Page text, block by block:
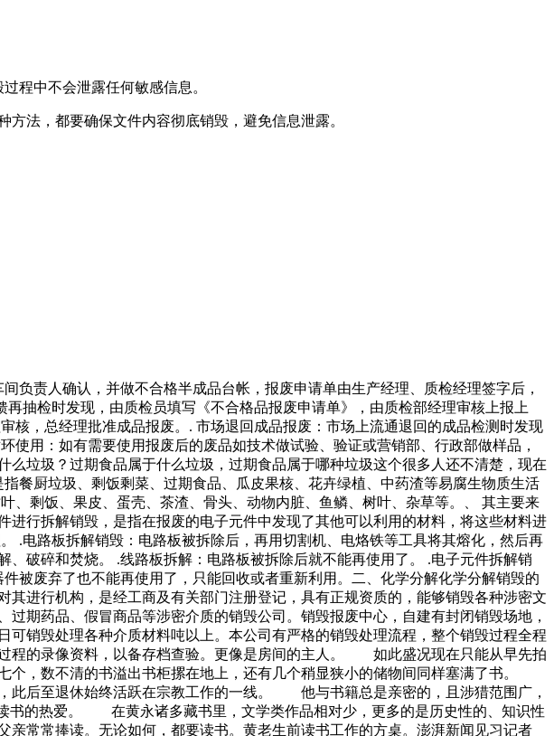
程中不会泄露任何敏感信息。
法，都要确保文件内容彻底销毁，避免信息泄露。
负责人确认，并做不合格半成品台帐，报废申请单由生产经理、质检经理签字后，
抽检时发现，由质检员填写《不合格品报废申请单》，由质检部经理审核上报上
，总经理批准成品报废。. 市场退回成品报废：市场上流通退回的成品检测时发现
用：如有需要使用报废后的废品如技术做试验、验证或营销部、行政部做样品，
垃圾？过期食品属于什么垃圾，过期食品属于哪种垃圾这个很多人还不清楚，现在
餐厨垃圾、剩饭剩菜、过期食品、瓜皮果核、花卉绿植、中药渣等易腐生物质生活
、剩饭、果皮、蛋壳、茶渣、骨头、动物内脏、鱼鳞、树叶、杂草等。、 其主要来
行拆解销毁，是指在报废的电子元件中发现了其他可以利用的材料，将这些材料进
.电路板拆解销毁：电路板被拆除后，再用切割机、电烙铁等工具将其熔化，然后再
破碎和焚烧。 .线路板拆解：电路板被拆除后就不能再使用了。 .电子元件拆解销
被废弃了也不能再使用了，只能回收或者重新利用。二、化学分解化学分解销毁的
进行机构，是经工商及有关部门注册登记，具有正规资质的，能够销毁各种涉密文
期药品、假冒商品等涉密介质的销毁公司。销毁报废中心，自建有封闭销毁场地，
销毁处理各种介质材料吨以上。本公司有严格的销毁处理流程，整个销毁过程全程
程的录像资料，以备存档查验。更像是房间的主人。 如此盛况现在只能从早先拍
个，数不清的书溢出书柜摞在地上，还有几个稍显狭小的储物间同样塞满了书。
此后至退休始终活跃在宗教工作的一线。 他与书籍总是亲密的，且涉猎范围广，
书的热爱。 在黄永诸多藏书里，文学类作品相对少，更多的是历史性的、知识性
常常捧读。无论如何，都要读书。黄老生前读书工作的方桌。澎湃新闻见习记者